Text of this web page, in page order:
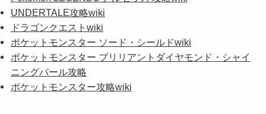
UNDERTALE攻略wiki
ドラゴンクエストwiki
ポケットモンスター ソード・シールドwiki
ポケットモンスター ブリリアントダイヤモンド・シャイ
ニングパール攻略
ポケットモンスター攻略wiki